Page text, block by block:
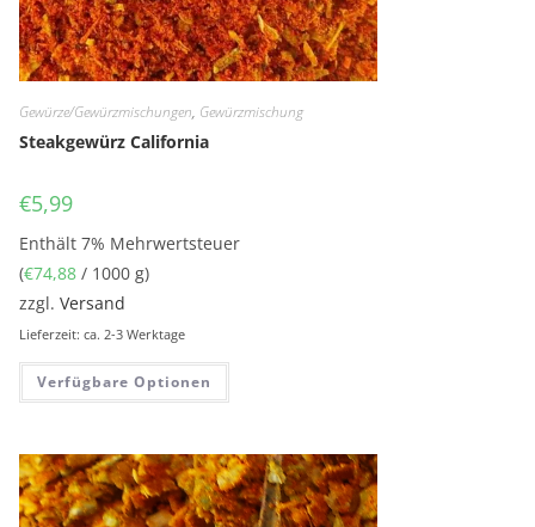
Gewürze/Gewürzmischungen, Gewürzmischung
Steakgewürz California
€5,99
Enthält 7% Mehrwertsteuer
(€74,88 / 1000 g)
zzgl.Versand
Lieferzeit: ca. 2-3 Werktage
Verfügbare Optionen